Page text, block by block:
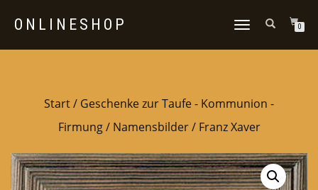
ONLINESHOP
NAVIGATION
0
Start/ Geschenke zur Taufe - Kommunion -
Firmung/ Namensbilder/ Franz Xaver